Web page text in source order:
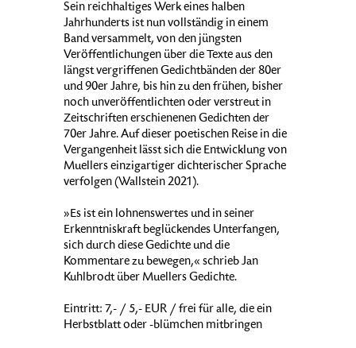
Sein reichhaltiges Werk eines halben
Jahrhunderts ist nun vollständig in einem
Band versammelt, von den jüngsten
Veröffentlichungen über die Texte aus den
längst vergriffenen Gedichtbänden der 80er
und 90er Jahre, bis hin zu den frühen, bisher
noch unveröffentlichten oder verstreut in
Zeitschriften erschienenen Gedichten der
70er Jahre. Auf dieser poetischen Reise in die
Vergangenheit lässt sich die Entwicklung von
Muellers einzigartiger dichterischer Sprache
verfolgen (Wallstein 2021).
»Es ist ein lohnenswertes und in seiner
Erkenntniskraft beglückendes Unterfangen,
sich durch diese Gedichte und die
Kommentare zu bewegen,« schrieb Jan
Kuhlbrodt über Muellers Gedichte.
Eintritt: 7,- / 5,- EUR / frei für alle, die ein
Herbstblatt oder -blümchen mitbringen